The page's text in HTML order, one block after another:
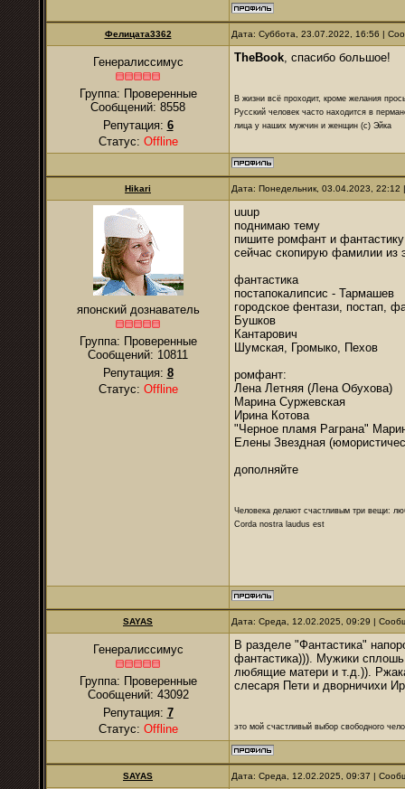
Фелицата3362 Дата: Суббота, 23.07.2022, 16:56 |
Генералиссимус
Группа: Проверенные
Сообщений: 8558
Репутация: 6
Статус: Offline
TheBook, спасибо большое!
В жизни всё проходит, кроме желания
Русский человек часто находится в
лица у наших мужчин и женщин (с) Эйка
Hikari Дата: Понедельник, 03.04.2023,
японский дознаватель
Группа: Проверенные
Сообщений: 10811
Репутация: 8
Статус: Offline
uuup
поднимаю тему
пишите ромфант и
сейчас скопирую фамилии из
фантастика
постапокалипсис - Тармашев
городское фентази, постап,
Бушков
Кантарович
Шумская, Громыко, Пехов
ромфант:
Лена Летняя (Лена Обухова)
Марина Суржевская
Ирина Котова
"Черное пламя Раграна"
Елены Звездная
дополняйте
Человека делают счастливым три вещи:
Corda nostra laudus est
SAYAS Дата: Среда, 12.02.2025, 09:29 |
Генералиссимус
Группа: Проверенные
Сообщений: 43092
Репутация: 7
Статус: Offline
В разделе "Фантастика"
фантастика))). Мужики
любящие матери и т.д.)).
слесаря Пети и дворничихи
это мой счастливый выбор свободного
SAYAS Дата: Среда, 12.02.2025, 09:37 |